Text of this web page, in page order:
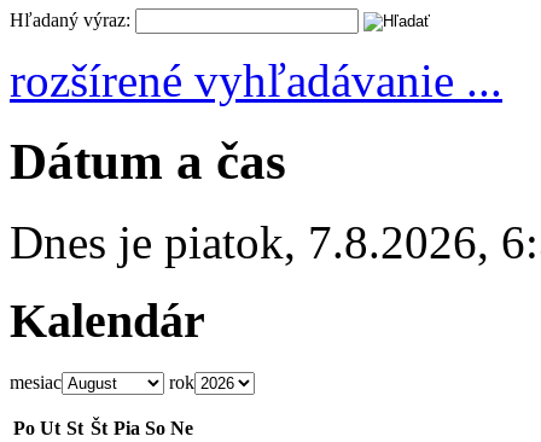
Hľadaný výraz:
rozšírené vyhľadávanie ...
Dátum a čas
Dnes je piatok, 7.8.2026,
Kalendár
mesiac rok
Po Ut St Št Pia So Ne